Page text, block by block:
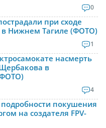
0
при сходе
в Нижнем Тагиле (ФОТО)
1
насмерть
в
4
покушения
на создателя FPV-